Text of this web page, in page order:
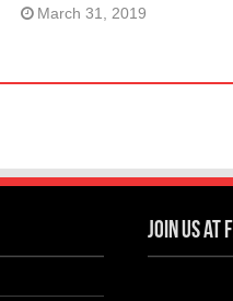
March 31, 2019
Join us at